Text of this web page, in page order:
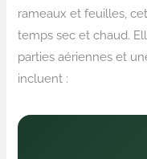
rameaux et feuilles,
temps sec et chaud.
parties aériennes et
incluent :